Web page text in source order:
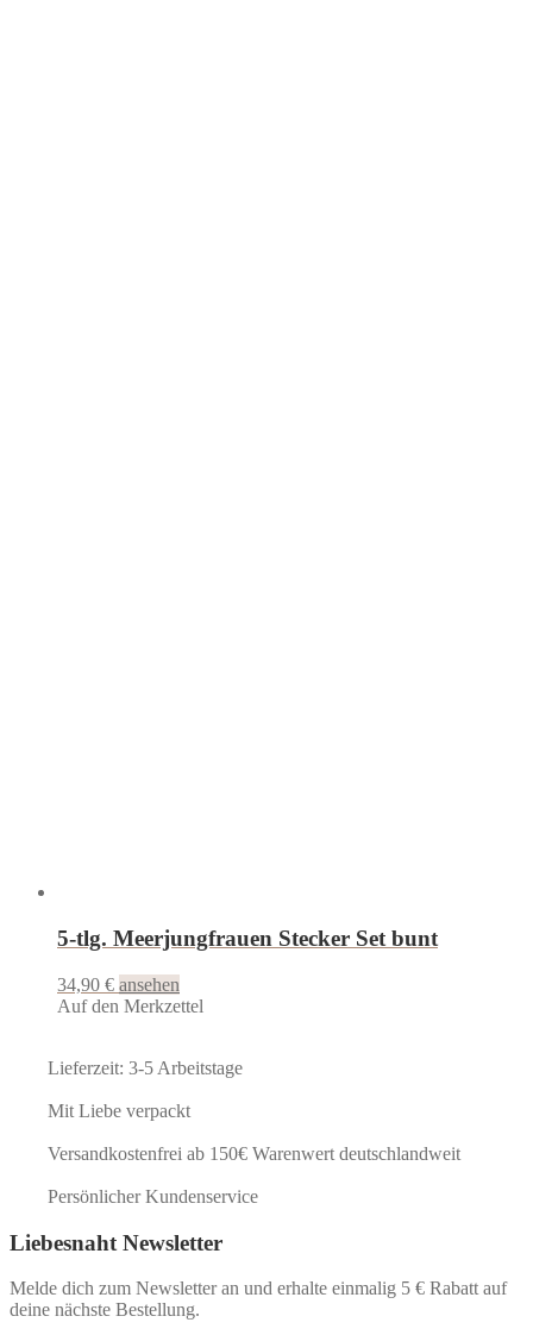
5-tlg. Meerjungfrauen Stecker Set bunt
34,90 € ansehen
Auf den Merkzettel
Lieferzeit: 3-5 Arbeitstage
Mit Liebe verpackt
Versandkostenfrei ab 150€ Warenwert deutschlandweit
Persönlicher Kundenservice
Liebesnaht Newsletter
Melde dich zum Newsletter an und erhalte einmalig 5 € Rabatt auf
deine nächste Bestellung.